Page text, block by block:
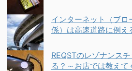
インターネット（ブロ
係）は高速道路に例え
REQSTのレゾナンス
る？～お店では教えて